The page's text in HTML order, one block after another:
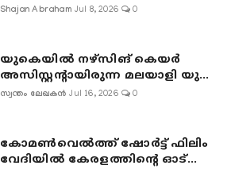
Shajan Abraham Jul 8, 2026 0
യുകെയിൽ നഴ്സിങ് കെയർ
അസിസ്റ്റന്റായിരുന്ന മലയാളി യു...
സ്വന്തം ലേഖകൻ Jul 16, 2026 0
കോമൺവെൽത്ത് ഷോർട്ട് ഫിലിം
വേദിയിൽ കേരളത്തിന്റെ ഓട്...